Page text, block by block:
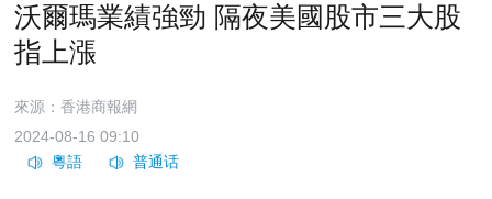
沃爾瑪業績強勁 隔夜美國股市三大股
指上漲
來源：香港商報網
2024-08-16 09:10